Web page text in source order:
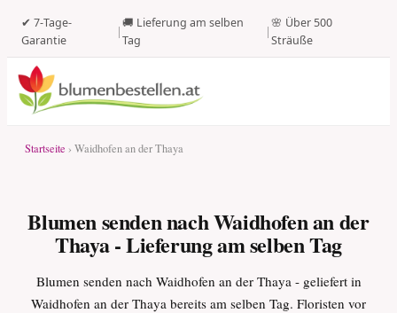
✔ 7-Tage-
Garantie
|
🚚 Lieferung am selben
Tag
|
🌸 Über 500
Sträuße
Startseite › Waidhofen an der Thaya
Blumen senden nach Waidhofen an der
Thaya - Lieferung am selben Tag
Blumen senden nach Waidhofen an der Thaya - geliefert in
Waidhofen an der Thaya bereits am selben Tag. Floristen vor